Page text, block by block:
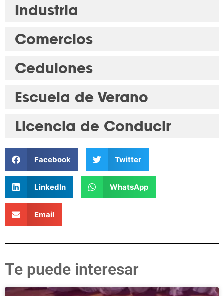
Industria
Comercios
Cedulones
Escuela de Verano
Licencia de Conducir
Facebook Twitter
LinkedIn WhatsApp
Email
Te puede interesar